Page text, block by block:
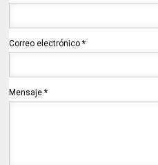
Correo electrónico*
Mensaje*